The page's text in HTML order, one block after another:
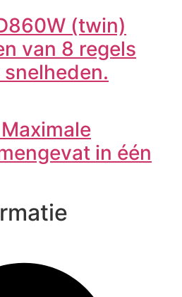
(twin)
van 8 regels
in één